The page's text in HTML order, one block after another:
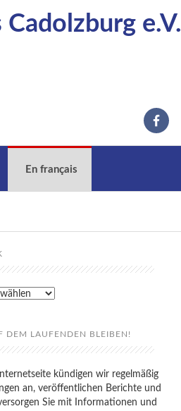
e.V.
En français
DEM LAUFENDEN BLEIBEN!
kündigen wir regelmäßig
an, veröffentlichen Berichte und
Sie mit Informationen und